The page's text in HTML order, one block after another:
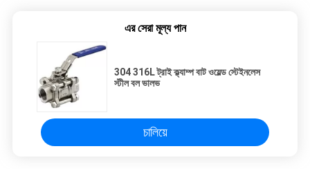
এর সেরা মূল্য পান
304 316L ট্রাই ক্ল্যাম্প বাট ওয়েল্ড স্টেইনলেস
স্টীল বল ভালভ
চালিয়ে